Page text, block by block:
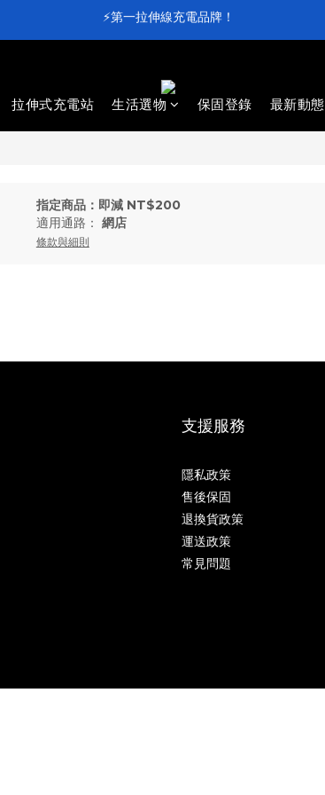
⚡第一拉伸線充電品牌！
⚡第一拉伸線充電品牌！
滿 $4,000 即享免運
⚡第一拉伸線充電品牌！
拉伸式充電站 生活選物 保固登錄 最新動態
指定商品：即減 NT$200
適用通路： 網店
條款與細則
支援服務
隱私政策
售後保固
退換貨政策
運送政策
常見問題